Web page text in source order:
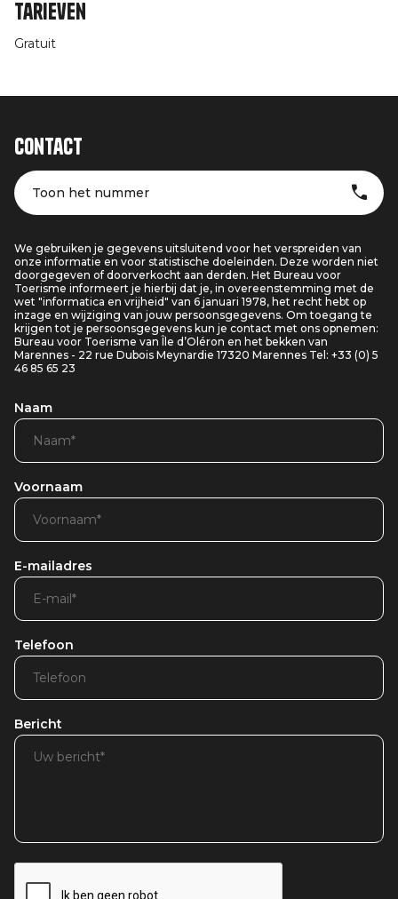
Tarieven
Gratuit
Contact
Toon het nummer
We gebruiken je gegevens uitsluitend voor het verspreiden van
onze informatie en voor statistische doeleinden. Deze worden niet
doorgegeven of doorverkocht aan derden. Het Bureau voor
Toerisme informeert je hierbij dat je, in overeenstemming met de
wet "informatica en vrijheid" van 6 januari 1978, het recht hebt op
inzage en wijziging van jouw persoonsgegevens. Om toegang te
krijgen tot je persoonsgegevens kun je contact met ons opnemen:
Bureau voor Toerisme van Île d’Oléron en het bekken van
Marennes - 22 rue Dubois Meynardie 17320 Marennes Tel: +33 (0) 5
46 85 65 23
Naam
Voornaam
E-mailadres
Telefoon
Bericht